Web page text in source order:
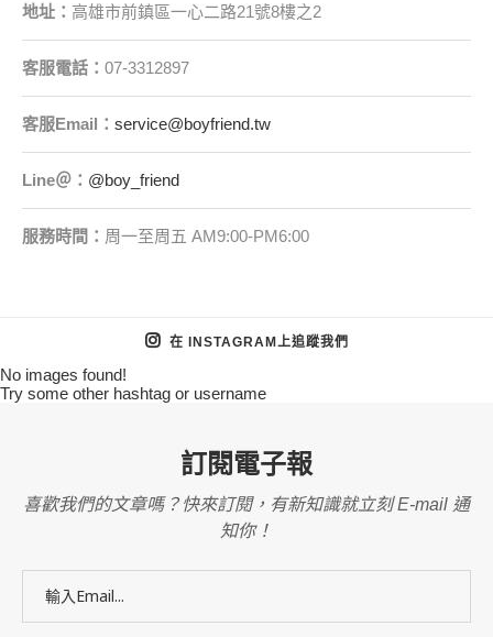
地址： 高雄市前鎮區一心二路21號8樓之2
客服電話： 07-3312897
客服Email ： service@boyfriend.tw
Line＠： @boy_friend
服務時間： 周一至周五 AM9:00-PM6:00
在 INSTAGRAM上追蹤我們
No images found!
Try some other hashtag or username
訂閱電子報
喜歡我們的文章嗎？快來訂閱，有新知識就立刻 E-mail 通
知你！